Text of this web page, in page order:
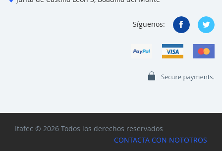
Síguenos:
Itafec © 2026 Todos los derechos reservados
CONTACTA CON NOTOTROS